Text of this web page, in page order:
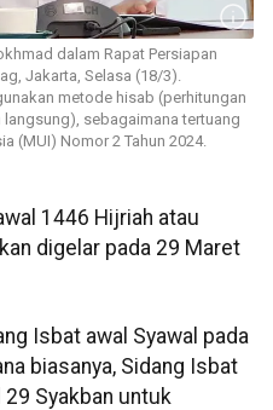
dalam Rapat Persiapan
Jakarta, Selasa (18/3).
metode hisab (perhitungan
sebagaimana tertuang
(MUI) Nomor 2 Tahun 2024.
1446 Hijriah atau
digelar pada 29 Maret
Isbat awal Syawal pada
biasanya, Sidang Isbat
Syakban untuk